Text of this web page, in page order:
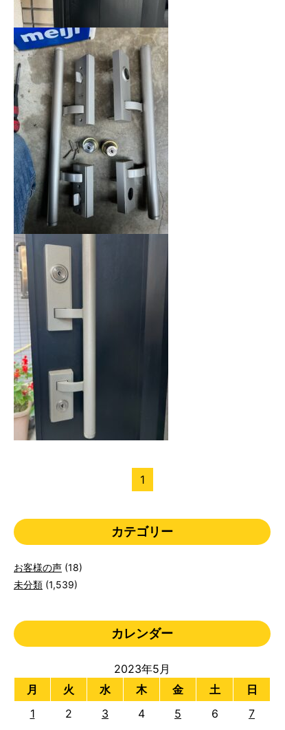
1
カテゴリー
お客様の声 (18)
未分類 (1,539)
カレンダー
2023年5月
月
火 水 木 金 土 日
1 2 3 4 5 6
7